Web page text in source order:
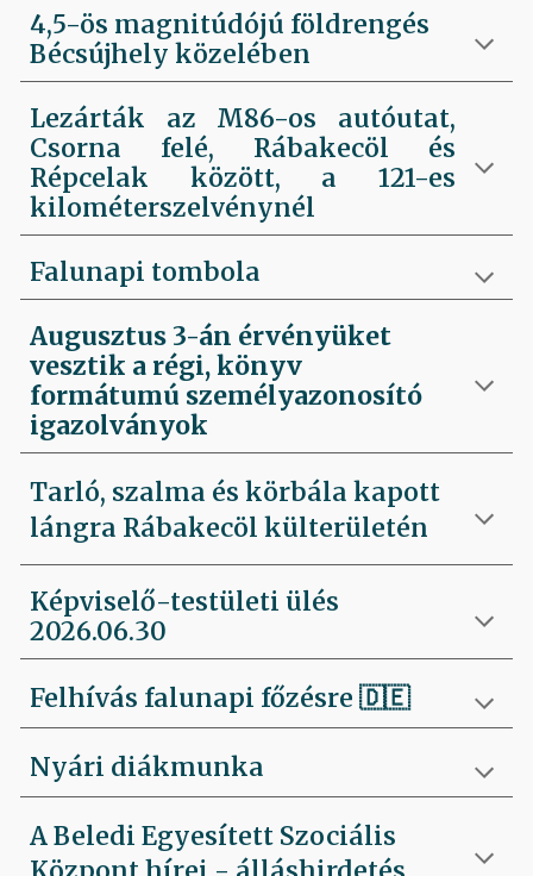
4,5-ös magnitúdójú földrengés
Bécsújhely közelében
Lezárták az M86-os autóutat,
Csorna felé, Rábakecöl és
Répcelak között, a 121-es
kilométerszelvénynél
Falunapi tombola
Augusztus 3-án érvényüket
vesztik a régi, könyv
formátumú személyazonosító
igazolványok
Tarló, szalma és körbála kapott
lángra Rábakecöl külterületén
Képviselő-testületi ülés
2026.06.30
Felhívás falunapi főzésre 🇩🇪
Nyári diákmunka
A Beledi Egyesített Szociális